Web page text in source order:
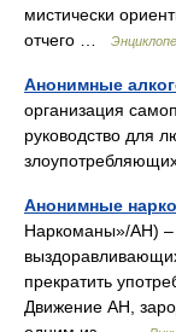
мистически
отчего …
Анонимные
организация
руководство для
Анонимные
Наркоманы»/АН) –
прекратить
Движение АН,